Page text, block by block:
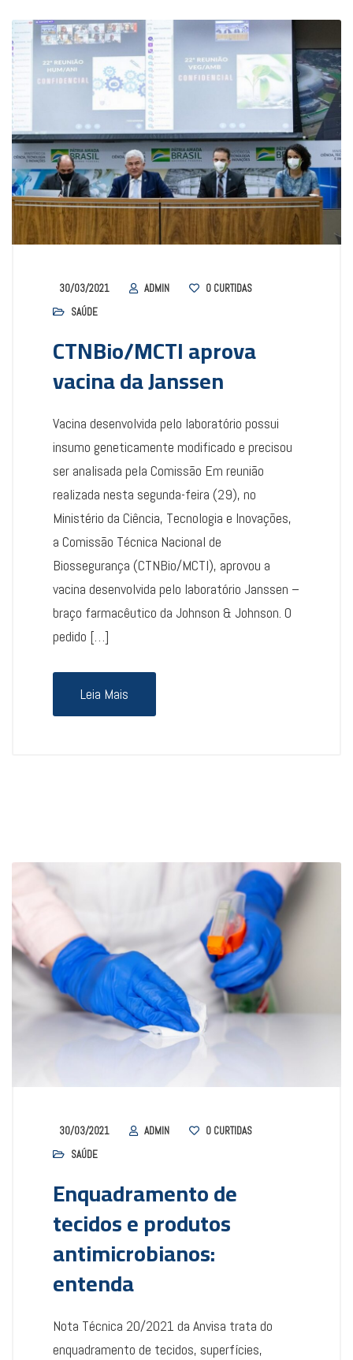
30/03/2021 ADMIN 0 CURTIDAS
SAÚDE
CTNBio/MCTI aprova
vacina da Janssen
Vacina desenvolvida pelo laboratório possui
insumo geneticamente modificado e precisou
ser analisada pela Comissão Em reunião
realizada nesta segunda-feira (29), no
Ministério da Ciência, Tecnologia e Inovações,
a Comissão Técnica Nacional de
Biossegurança (CTNBio/MCTI), aprovou a
vacina desenvolvida pelo laboratório Janssen –
braço farmacêutico da Johnson & Johnson. O
pedido […]
Leia Mais
30/03/2021 ADMIN 0 CURTIDAS
SAÚDE
Enquadramento de
tecidos e produtos
antimicrobianos:
entenda
Nota Técnica 20/2021 da Anvisa trata do
enquadramento de tecidos, superfícies,